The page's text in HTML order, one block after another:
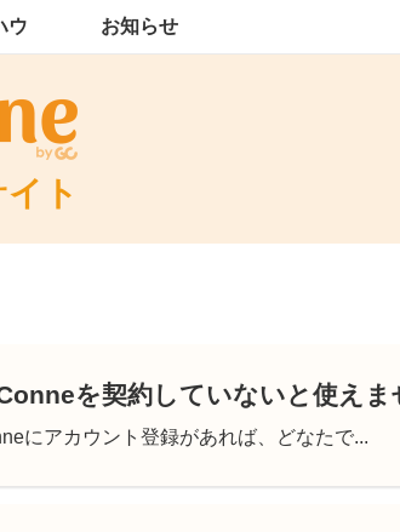
ウ お知らせ
ト
を契約していないと使えま
にアカウント登録があれば、どなたで...